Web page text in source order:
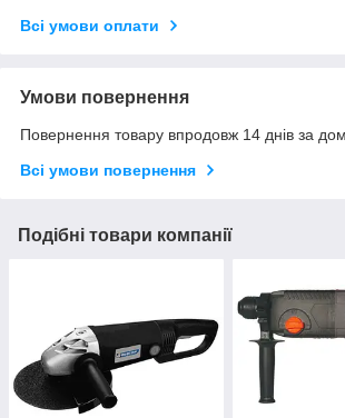
Всі умови оплати
Умови повернення
Повернення товару впродовж 14 днів за
Всі умови повернення
Подібні товари компанії